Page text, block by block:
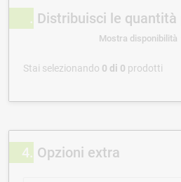
Distribuisci le quantità
Mostra disponibilità
Stai selezionando 0 di 0 prodotti
4 Opzioni extra